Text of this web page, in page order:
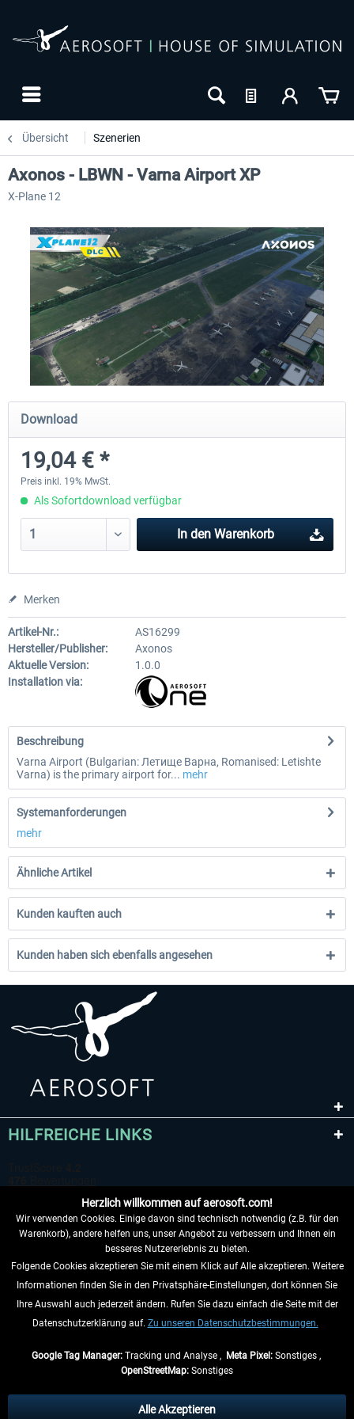
Übersicht Szenerien
Airport Berlin Brandenburg V2 XP
29,95 € *
Axonos - LBWN - Varna Airport XP
X-Plane 12
Download
19,04 € *
Preis inkl. 19% MwSt.
Als Sofortdownload verfügbar
In den Warenkorb
Merken
Artikel-Nr.:
AS16299
Hersteller/Publisher:
Axonos
Aktuelle Version:
1.0.0
Installation via:
Beschreibung
Varna Airport (Bulgarian: Летище Варна, Romanised: Letishte
Varna) is the primary airport for... mehr
Systemanforderungen
mehr
Ähnliche Artikel
Kunden kauften auch
Kunden haben sich ebenfalls angesehen
HILFREICHE LINKS
VERTRAG WIDERRUFEN
INFORMATIONEN
anders beschrieben.
Herzlich willkommen auf aerosoft.com!
Wir verwenden Cookies. Einige davon sind technisch notwendig (z.B. für den
Warenkorb), andere helfen uns, unser Angebot zu verbessern und Ihnen ein
besseres Nutzererlebnis zu bieten.
Folgende Cookies akzeptieren Sie mit einem Klick auf Alle akzeptieren. Weitere
Informationen finden Sie in den Privatsphäre-Einstellungen, dort können Sie
Ihre Auswahl auch jederzeit ändern. Rufen Sie dazu einfach die Seite mit der
Datenschutzerklärung auf. Zu unseren Datenschutzbestimmungen.
Google Tag Manager:Tracking und Analyse , Meta Pixel:Sonstiges ,
OpenStreetMap: Sonstiges
Alle Akzeptieren